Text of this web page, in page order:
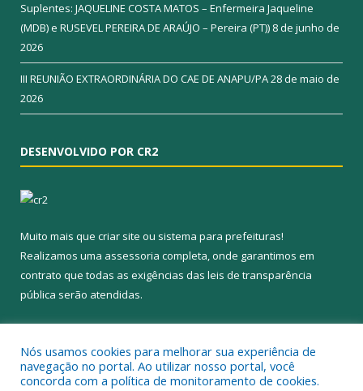
Suplentes: JAQUELINE COSTA MATOS – Enfermeira Jaqueline
(MDB) e RUSEVEL PEREIRA DE ARAÚJO – Pereira (PT)) 8 de junho de
2026
III REUNIÃO EXTRAORDINÁRIA DO CAE DE ANAPU/PA28 de maio de
2026
DESENVOLVIDO POR CR2
Muito mais que criar site ou sistema para prefeituras!
Realizamos uma assessoria completa, onde garantimos em
contrato que todas as exigências das leis de transparência
pública serão atendidas.
Nós usamos cookies para melhorar sua experiência de
navegação no portal. Ao utilizar nosso portal, você
concorda com a política de monitoramento de cookies.